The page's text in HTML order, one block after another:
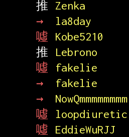
推
Zenka
→
la8day
噓
Kobe5210
推
Lebrono
噓
fakelie
→
fakelie
→
NowQmmmmmmmm
噓
loopdiuretic
噓
EddieWuRJJ